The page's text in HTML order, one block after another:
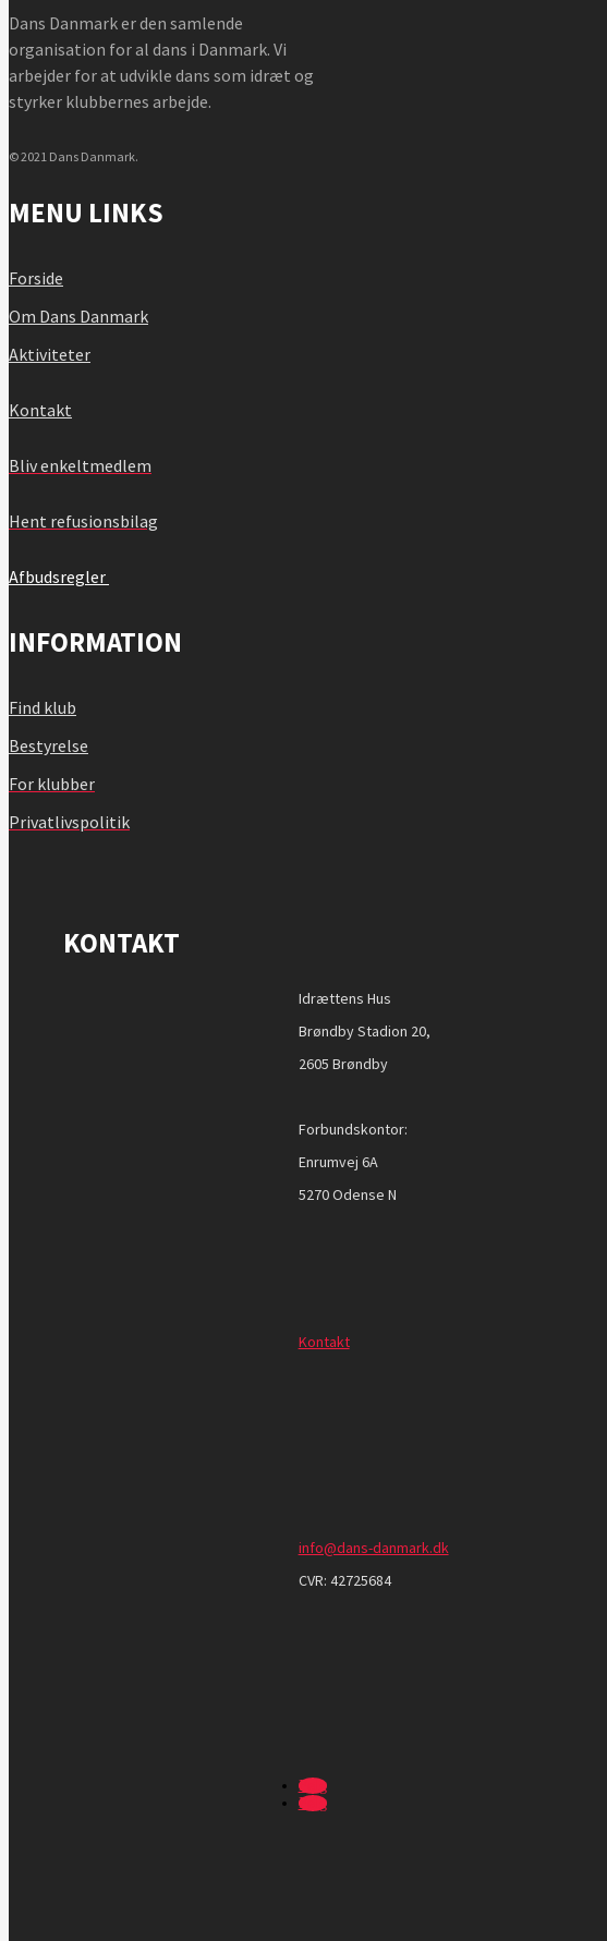
Dans Danmark er den samlende
organisation for al dans i Danmark. Vi
arbejder for at udvikle dans som idræt og
styrker klubbernes arbejde.
© 2021 Dans Danmark.
MENU LINKS
Forside
Om Dans Danmark
Aktiviteter
Kontakt
Bliv enkeltmedlem
Hent refusionsbilag
Afbudsregler
INFORMATION
Find klub
Bestyrelse
For klubber
Privatlivspolitik
KONTAKT
Idrættens Hus
Brøndby Stadion 20,
2605 Brøndby
Forbundskontor:
Enrumvej 6A
5270 Odense N
Kontakt
info@dans-danmark.dk
CVR: 42725684
Følg
Følg